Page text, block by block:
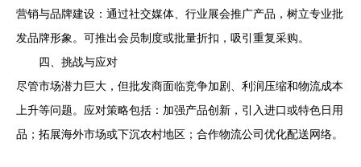
营销与品牌建设：通过社交媒体、行业展会推广产品，树立专业批
发品牌形象。可推出会员制度或批量折扣，吸引重复采购。
四、挑战与应对
尽管市场潜力巨大，但批发商面临竞争加剧、利润压缩和物流成本
上升等问题。应对策略包括：加强产品创新，引入进口或特色日用
品；拓展海外市场或下沉农村地区；合作物流公司优化配送网络。